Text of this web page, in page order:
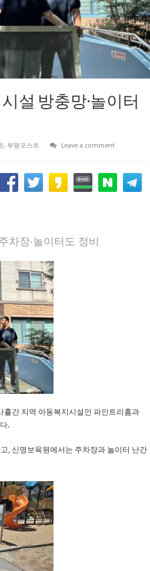
설 방충망·놀이터
, 부평포스트
Leave a comment
차장·놀이터도 정비
간 지역 아동복지시설인 파인트리홈과
.
, 신명보육원에서는 주차장과 놀이터 난간